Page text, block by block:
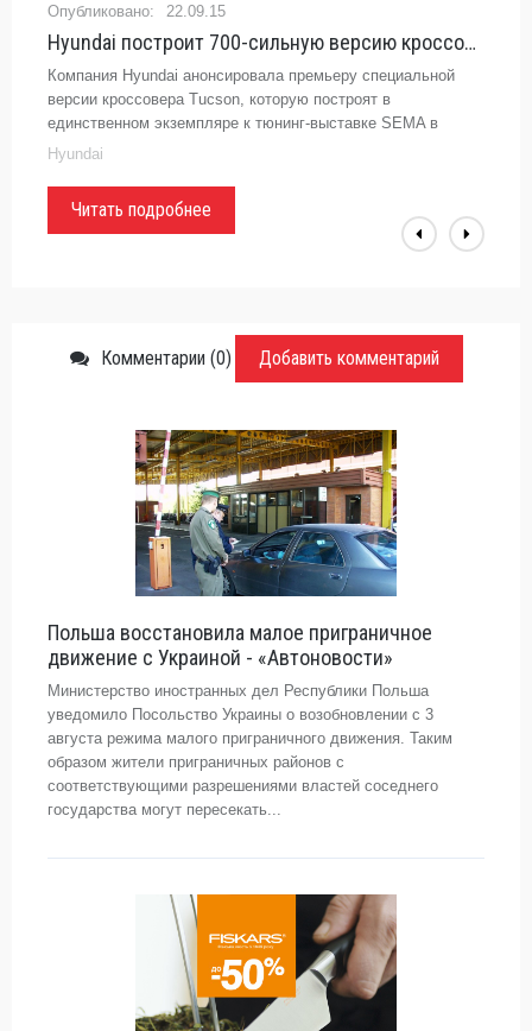
22.09.15
Hyundai построит 700-сильную версию кроссовера Tucson - «Автоновости»
Компания Hyundai анонсировала премьеру специальной
версии кроссовера Tucson, которую построят в
единственном экземпляре к тюнинг-выставке SEMA в
американском Лас-Вегасе. Мероприятие откроется 3
Hyundai
Читать подробнее
Комментарии (0) Добавить комментарий
Польша восстановила малое приграничное
движение с Украиной - «Автоновости»
Министерство иностранных дел Республики Польша
уведомило Посольство Украины о возобновлении с 3
августа режима малого приграничного движения. Таким
образом жители приграничных районов с
соответствующими разрешениями властей соседнего
государства могут пересекать...